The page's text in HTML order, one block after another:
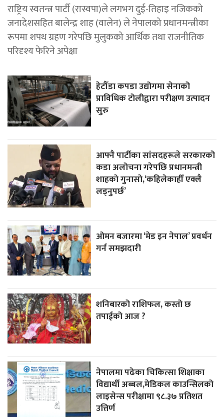
राष्ट्रिय स्वतन्त्र पार्टी (रास्वपा)ले लगभग दुई-तिहाइ नजिकको
जनादेशसहित बालेन्द्र शाह (वालेन) ले नेपालको प्रधानमन्त्रीका
रूपमा शपथ ग्रहण गरेपछि मुलुकको आर्थिक तथा राजनीतिक
परिदृश्य फेरिने अपेक्षा
हेटौँडा कपडा उद्योगमा सेनाको
प्राविधिक टोलीद्वारा परीक्षण उत्पादन
सुरु
आफ्नै पार्टीका सांसदहरूले सरकारको
कडा अलोचना गरेपछि प्रधानमन्त्री
शाहकाे गुनासाे,‘कहिलेकाहीँ एक्लै
लड्नुपर्छ’
ओमन बजारमा ‘मेड इन नेपाल’ प्रवर्धन
गर्न समझदारी
शनिबारको राशिफल, कस्तो छ
तपाईको आज ?
नेपालमा पढेका चिकित्सा शिक्षाका
विद्यार्थी अब्बल,मेडिकल काउन्सिलको
लाइसेन्स परीक्षामा ९८.३७ प्रतिशत
उत्तिर्ण